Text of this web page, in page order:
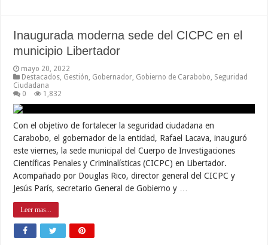
Inaugurada moderna sede del CICPC en el
municipio Libertador
mayo 20, 2022
Destacados Gestión Gobernador Gobierno de Carabobo Seguridad
Ciudadana
0
1,832
Con el objetivo de fortalecer la seguridad ciudadana en
Carabobo, el gobernador de la entidad, Rafael Lacava, inauguró
este viernes, la sede municipal del Cuerpo de Investigaciones
Científicas Penales y Criminalísticas (CICPC) en Libertador.
Acompañado por Douglas Rico, director general del CICPC y
Jesús París, secretario General de Gobierno y …
Leer mas...